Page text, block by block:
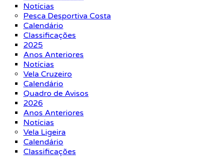
Notícias
Pesca Desportiva Costa
Calendário
Classificações
2025
Anos Anteriores
Notícias
Vela Cruzeiro
Calendário
Quadro de Avisos
2026
Anos Anteriores
Notícias
Vela Ligeira
Calendário
Classificações